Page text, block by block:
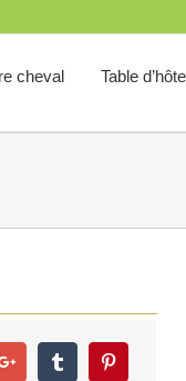
cheval Table